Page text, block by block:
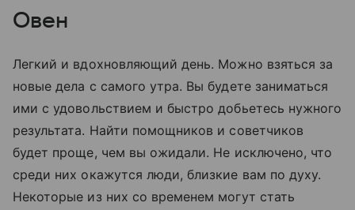
Овен
Легкий и вдохновляющий день. Можно взяться за
новые дела с самого утра. Вы будете заниматься
ими с удовольствием и быстро добьетесь нужного
результата. Найти помощников и советчиков
будет проще, чем вы ожидали. Не исключено, что
среди них окажутся люди, близкие вам по духу.
Некоторые из них со временем могут стать